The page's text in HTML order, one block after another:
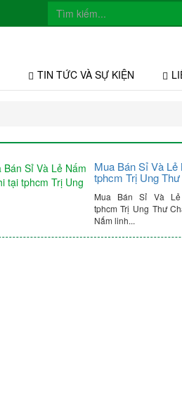
TIN TỨC VÀ SỰ KIỆN
Mua Bán Sỉ Và Lẻ
tphcm Trị Ung Thư
Mua Bán Sỉ Và
tphcm Trị Ung Thư
Nấm linh...